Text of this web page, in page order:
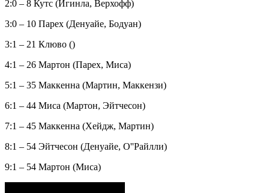
2:0 – 8 Кутс (Игинла, Верхофф)
3:0 – 10 Парех (Денуайе, Бодуан)
3:1 – 21 Клюво ()
4:1 – 26 Мартон (Парех, Миса)
5:1 – 35 Маккенна (Мартин, Маккензи)
6:1 – 44 Миса (Мартон, Эйтчесон)
7:1 – 45 Маккенна (Хейдж, Мартин)
8:1 – 54 Эйтчесон (Денуайе, О''Райлли)
9:1 – 54 Мартон (Миса)